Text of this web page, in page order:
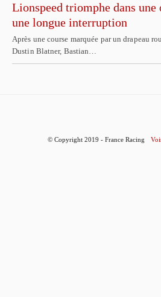
Lionspeed triomphe dans une
une longue interruption
Après une course marquée par un drapeau
Dustin Blatner, Bastian…
© Copyright 2019 - France Racing